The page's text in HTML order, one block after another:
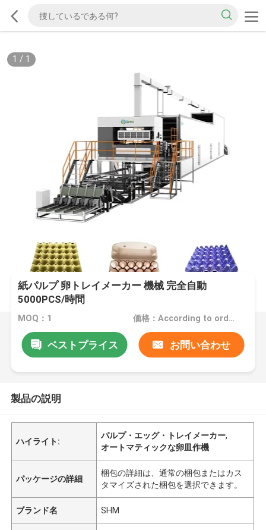
1 / 1
紙パルプ 卵トレイメーカー 機械 完全自動
5000PCS/時間
MOQ：1 価格：According to order
ベストプライス お問い合わせ
製品の説明
ハイライト:
パルプ・エッグ・トレイメーカー,
オートマティックな卵皿作機
パッケージの詳細
梱包の詳細は、通常の梱包またはカス
タマイズされた梱包を選択できます。
ブランド名 SHM